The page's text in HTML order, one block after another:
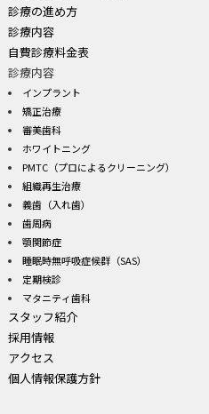
診療の進め方
診療内容
自費診療料金表
診療内容
インプラント
矯正治療
審美歯科
ホワイトニング
PMTC（プロによるクリーニング）
組織再生治療
義歯（入れ歯）
歯周病
顎関節症
睡眠時無呼吸症候群（SAS）
定期検診
マタニティ歯科
スタッフ紹介
採用情報
アクセス
個人情報保護方針